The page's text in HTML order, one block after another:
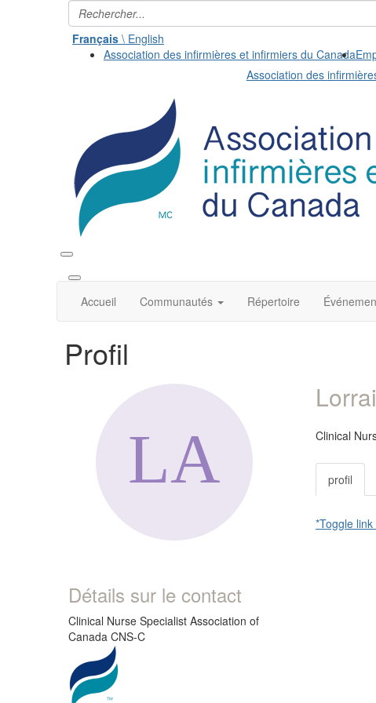
Français \ English
Association des infirmières et infirmiers du Canada
Association des
Accueil Communautés Répertoire
Profil
Détails sur le contact
Clinical Nurse Specialist Association of
Canada CNS-C
Clinical
profil
*Toggle